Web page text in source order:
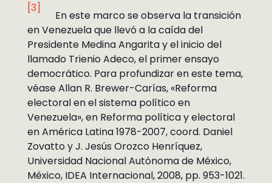
[3]
En este marco se observa la transición
en Venezuela que llevó a la caída del
Presidente Medina Angarita y el inicio del
llamado Trienio Adeco, el primer ensayo
democrático. Para profundizar en este tema,
véase Allan R. Brewer-Carías, «Reforma
electoral en el sistema político en
Venezuela», en Reforma política y electoral
en América Latina 1978-2007, coord. Daniel
Zovatto y J. Jesús Orozco Henríquez,
Universidad Nacional Autónoma de México,
México, IDEA Internacional, 2008, pp. 953-1021.